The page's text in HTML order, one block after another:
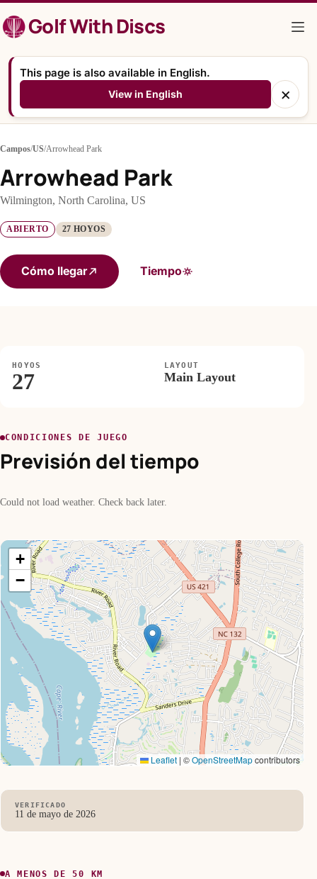
al
contenidoGolf With Discs
This page is also available in English.
View in English ×
Campos/US/Arrowhead Park
Arrowhead Park
Wilmington, North Carolina, US
ABIERTO 27 HOYOS
Cómo llegar Tiempo
HOYOS
27
LAYOUT
Main Layout
CONDICIONES DE JUEGO
Previsión del tiempo
Could not load weather. Check back later.
+
−
Leaflet | ©OpenStreetMapcontributors
VERIFICADO
11 de mayo de 2026
A MENOS DE 50 KM